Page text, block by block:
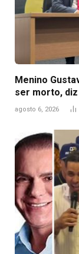
Menino
ser morto,
agosto 6, 2026